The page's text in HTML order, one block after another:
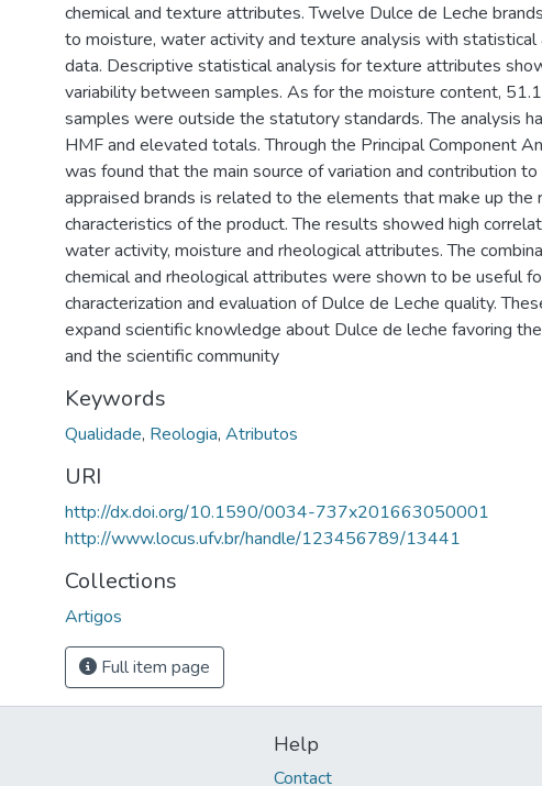
chemical and texture attributes. Twelve Dulce de Leche
to moisture, water activity and texture analysis with statistical
data. Descriptive statistical analysis for texture attributes
variability between samples. As for the moisture content,
samples were outside the statutory standards. The analysis
HMF and elevated totals. Through the Principal Component
was found that the main source of variation and contribution
appraised brands is related to the elements that make up the
characteristics of the product. The results showed high
water activity, moisture and rheological attributes. The
chemical and rheological attributes were shown to be useful
characterization and evaluation of Dulce de Leche quality.
expand scientific knowledge about Dulce de leche favoring
and the scientific community
Keywords
Qualidade, Reologia, Atributos
URI
http://dx.doi.org/10.1590/0034-737x201663050001
http://www.locus.ufv.br/handle/123456789/13441
Collections
Artigos
Full item page
Help
Contact